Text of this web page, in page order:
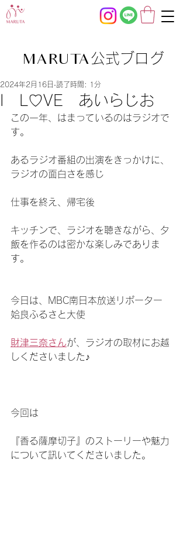
MARUTA公式ブログ
I L♡VE あいらじお
2024年2月16日 読了時間: 1分
この一年、はまっているのはラジオで
す。
あるラジオ番組の出演をきっかけに、
ラジオの面白さを感じ
仕事を終え、帰宅後
キッチンで、ラジオを聴きながら、夕
飯を作るのは密かな楽しみでありま
す。
今日は、MBC南日本放送リポーター
姶良ふるさと大使
財津三奈さんが、ラジオの取材にお越
しくださいました♪
今回は
『香る薩摩切子』のストーリーや魅力
について訊いてくださいました。